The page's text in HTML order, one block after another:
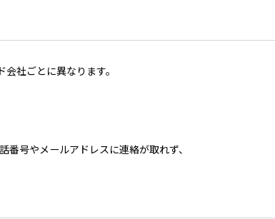
社ごとに異なります。
号やメールアドレスに連絡が取れず、